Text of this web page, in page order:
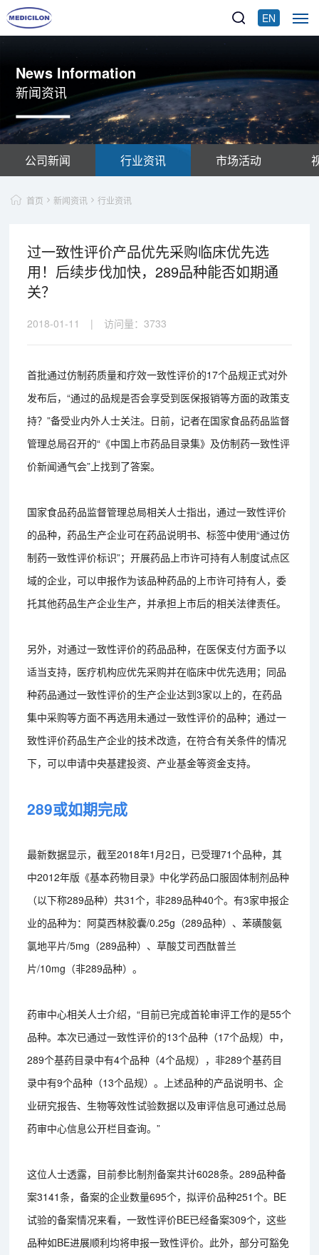
EN
News Information
新闻资讯
公司新闻 行业资讯 市场活动
首页 新闻资讯 行业资讯
过一致性评价产品优先采购临床优先选
用！后续步伐加快，289品种能否如期通
关？
2018-01-11 | 访问量：3733
首批通过仿制药质量和疗效一致性评价的17个品规正式对外
发布后，“通过的品规是否会享受到医保报销等方面的政策支
持？”备受业内外人士关注。日前，记者在国家食品药品监督
管理总局召开的“《中国上市药品目录集》及仿制药一致性评
价新闻通气会”上找到了答案。
国家食品药品监督管理总局相关人士指出，通过一致性评价
的品种，药品生产企业可在药品说明书、标签中使用“通过仿
制药一致性评价标识”；开展药品上市许可持有人制度试点区
域的企业，可以申报作为该品种药品的上市许可持有人，委
托其他药品生产企业生产，并承担上市后的相关法律责任。
另外，对通过一致性评价的药品品种，在医保支付方面予以
适当支持，医疗机构应优先采购并在临床中优先选用；同品
种药品通过一致性评价的生产企业达到3家以上的，在药品
集中采购等方面不再选用未通过一致性评价的品种；通过一
致性评价药品生产企业的技术改造，在符合有关条件的情况
下，可以申请中央基建投资、产业基金等资金支持。
289或如期完成
最新数据显示，截至2018年1月2日，已受理71个品种，其
中2012年版《基本药物目录》中化学药品口服固体制剂品种
（以下称289品种）共31个，非289品种40个。有3家申报企
业的品种为：阿莫西林胶囊/0.25g（289品种）、苯磺酸氨
氯地平片/5mg（289品种）、草酸艾司西酞普兰
片/10mg（非289品种）。
药审中心相关人士介绍，“目前已完成首轮审评工作的是55个
品种。本次已通过一致性评价的13个品种（17个品规）中，
289个基药目录中有4个品种（4个品规），非289个基药目
录中有9个品种（13个品规）。上述品种的产品说明书、企
业研究报告、生物等效性试验数据以及审评信息可通过总局
药审中心信息公开栏目查询。”
这位人士透露，目前参比制剂备案共计6028条。289品种备
案3141条，备案的企业数量695个，拟评价品种251个。BE
试验的备案情况来看，一致性评价BE已经备案309个，这些
品种如BE进展顺利均将申报一致性评价。此外，部分可豁免